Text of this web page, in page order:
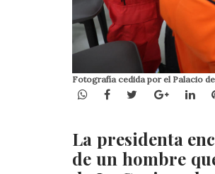
Fotografía cedida por el Palacio
WhatsApp
Facebook
TwitterGoogle+
La presidenta
de un hombre